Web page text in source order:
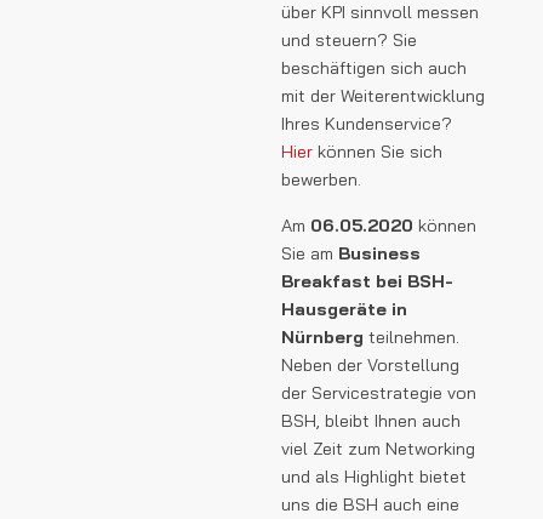
über KPI sinnvoll messen
und steuern? Sie
beschäftigen sich auch
mit der Weiterentwicklung
Ihres Kundenservice?
Hier können Sie sich
bewerben.
Am 06.05.2020 können
Sie am Business
Breakfast bei BSH-
Hausgeräte in
Nürnberg teilnehmen.
Neben der Vorstellung
der Servicestrategie von
BSH, bleibt Ihnen auch
viel Zeit zum Networking
und als Highlight bietet
uns die BSH auch eine